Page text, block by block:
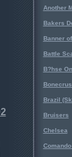
Another
Bakers
Banner
Battle
B?hse
Brazil
Bruisers
Chelsea